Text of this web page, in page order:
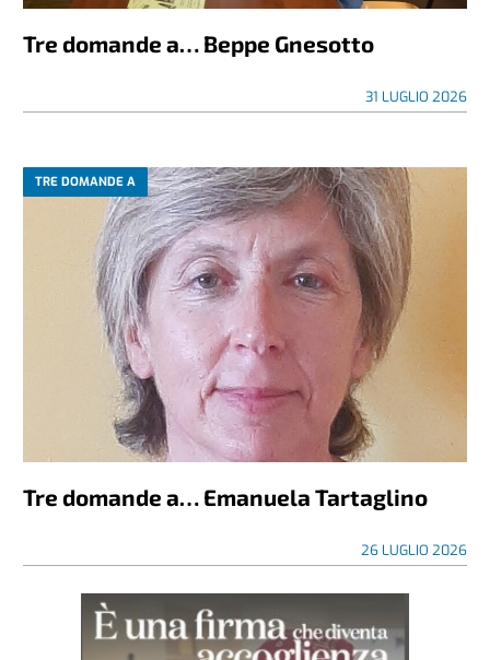
Tre domande a… Beppe Gnesotto
31 LUGLIO 2026
TRE DOMANDE A
Tre domande a… Emanuela Tartaglino
26 LUGLIO 2026